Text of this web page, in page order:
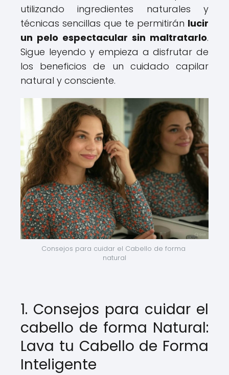
utilizando ingredientes naturales y
técnicas sencillas que te permitirán lucir
un pelo espectacular sin maltratarlo.
Sigue leyendo y empieza a disfrutar de
los beneficios de un cuidado capilar
natural y consciente.
Consejos para cuidar el Cabello de forma
natural
1. Consejos para cuidar el
cabello de forma Natural:
Lava tu Cabello de Forma
Inteligente